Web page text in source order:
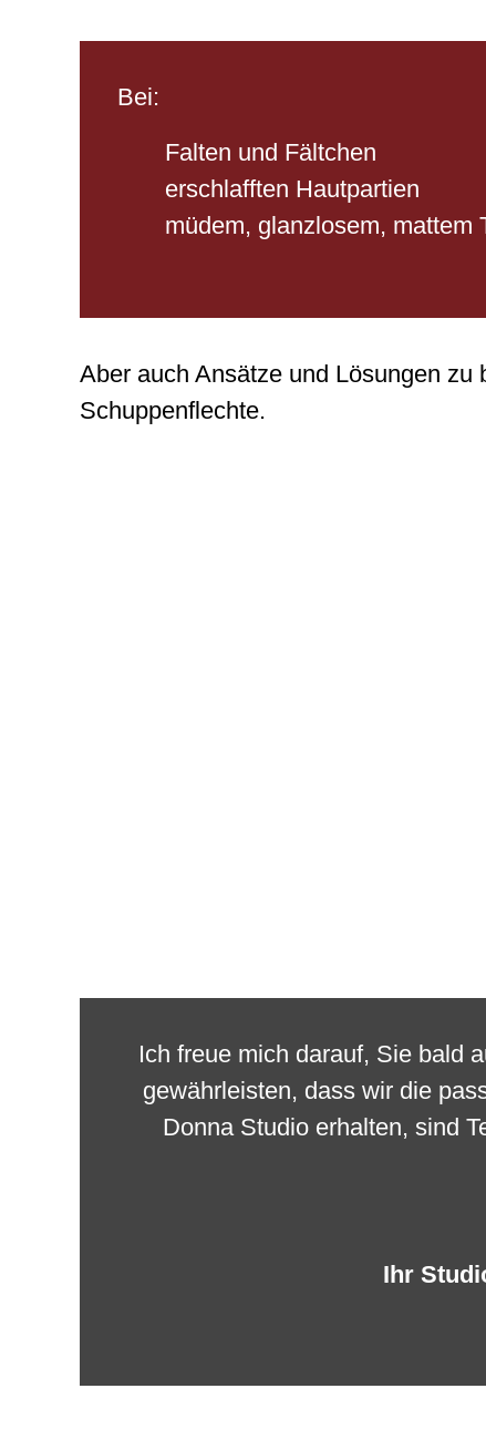
Bei:
Falten und Fältchen
erschlafften Hautpartien
müdem, glanzlosem, mattem
Aber auch Ansätze und Lösungen
Schuppenflechte.
Ich freue mich darauf, Sie bald
gewährleisten, dass wir die
Donna Studio erhalten, sind
Ihr